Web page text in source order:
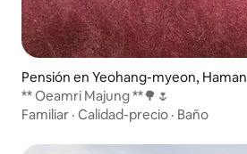
Pensión en Yeohang-myeon, Haman
** Oeamri Majung **🌳🌷
Familiar · Calidad-precio · Baño